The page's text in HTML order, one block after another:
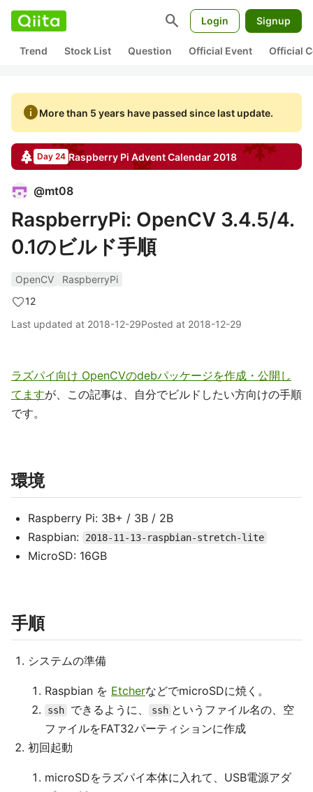
search Login Signup
Trend Stock List Question Official Event Official
infoMore than 5 years have passed since last update.
Day 24 Raspberry Pi Advent Calendar 2018
@mt08
RaspberryPi: OpenCV 3.4.5/4.
0.1のビルド手順
OpenCV
RaspberryPi
12
Last updated at 2018-12-29Posted at 2018-12-29
ラズパイ向け OpenCVのdebパッケージを作成・公開し
てますが、この記事は、自分でビルドしたい方向けの手順
です。
環境
Raspberry Pi: 3B+ / 3B / 2B
Raspbian:
2018-11-13-raspbian-stretch-lite
MicroSD: 16GB
手順
システムの準備
Raspbian を EtcherなどでmicroSDに焼く。
ssh できるように、 ssh というファイル名の、空
ファイルをFAT32パーティションに作成
初回起動
microSDをラズパイ本体に入れて、USB電源アダ